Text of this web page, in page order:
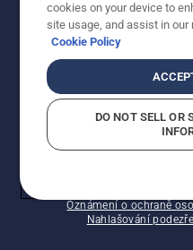
Oznámení o ochraně
Nahlašování
cookies on your device to
site usage, and assist in
Cookie Policy
DO NOT SELL OR